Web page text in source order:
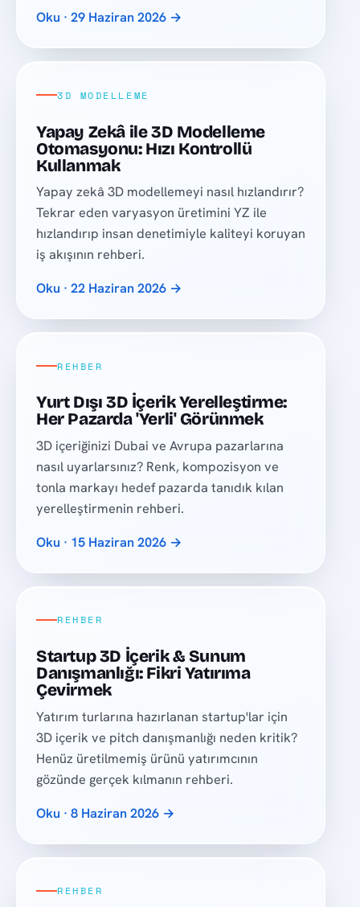
Oku · 29 Haziran 2026 →
3D MODELLEME
Yapay Zekâ ile 3D Modelleme
Otomasyonu: Hızı Kontrollü
Kullanmak
Yapay zekâ 3D modellemeyi nasıl hızlandırır?
Tekrar eden varyasyon üretimini YZ ile
hızlandırıp insan denetimiyle kaliteyi koruyan
iş akışının rehberi.
Oku · 22 Haziran 2026 →
REHBER
Yurt Dışı 3D İçerik Yerelleştirme:
Her Pazarda 'Yerli' Görünmek
3D içeriğinizi Dubai ve Avrupa pazarlarına
nasıl uyarlarsınız? Renk, kompozisyon ve
tonla markayı hedef pazarda tanıdık kılan
yerelleştirmenin rehberi.
Oku · 15 Haziran 2026 →
REHBER
Startup 3D İçerik & Sunum
Danışmanlığı: Fikri Yatırıma
Çevirmek
Yatırım turlarına hazırlanan startup'lar için
3D içerik ve pitch danışmanlığı neden kritik?
Henüz üretilmemiş ürünü yatırımcının
gözünde gerçek kılmanın rehberi.
Oku · 8 Haziran 2026 →
REHBER